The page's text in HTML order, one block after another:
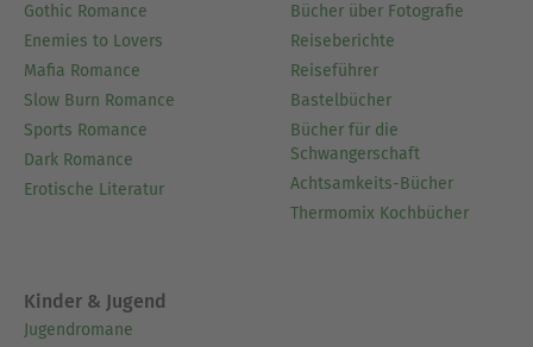
Gothic Romance
Enemies to Lovers
Mafia Romance
Slow Burn Romance
Sports Romance
Dark Romance
Erotische Literatur
Bücher über Fotografie
Reiseberichte
Reiseführer
Bastelbücher
Bücher für die
Schwangerschaft
Achtsamkeits-Bücher
Thermomix Kochbücher
Kinder & Jugend
Jugendromane